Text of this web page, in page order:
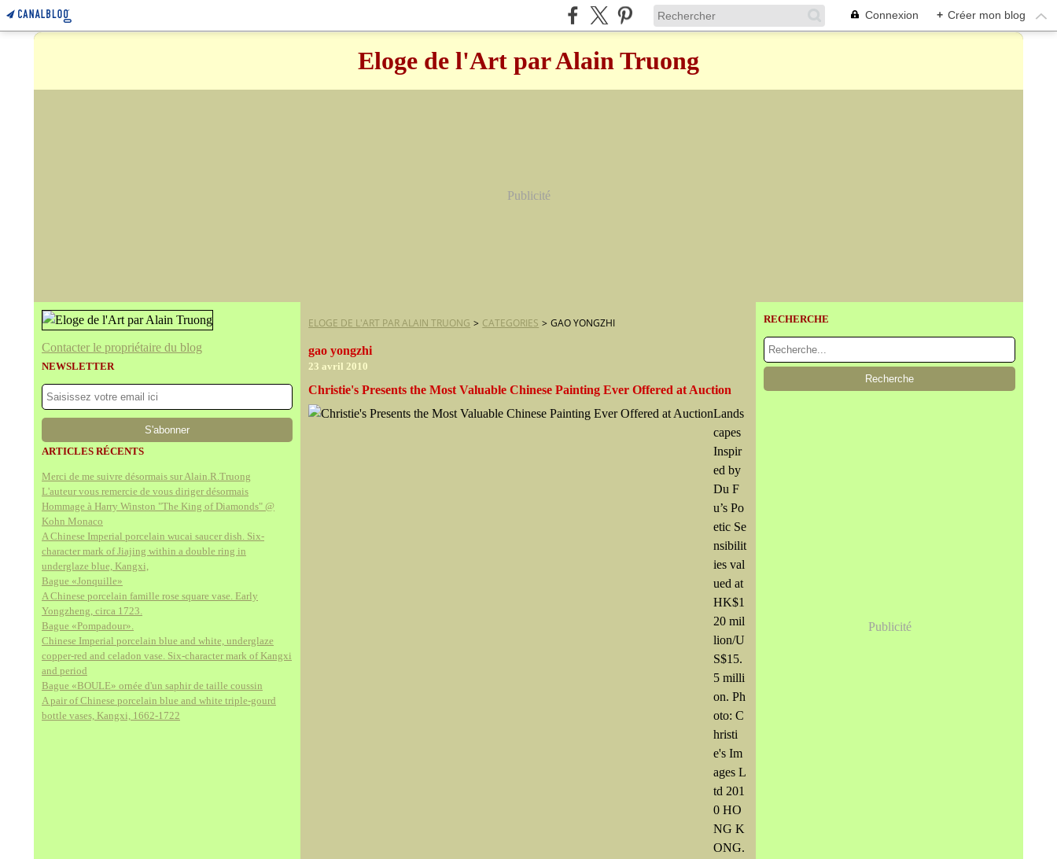
Connexion + Créer mon blog
Eloge de l'Art par Alain Truong
Publicité
Contacter le propriétaire du blog
NEWSLETTER
ARTICLES RÉCENTS
Merci de me suivre désormais sur Alain.R.Truong
L'auteur vous remercie de vous diriger désormais
Hommage à Harry Winston "The King of Diamonds" @
Kohn Monaco
A Chinese Imperial porcelain wucai saucer dish. Six-
character mark of Jiajing within a double ring in
underglaze blue, Kangxi,
Bague «Jonquille»
A Chinese porcelain famille rose square vase. Early
Yongzheng, circa 1723.
Bague «Pompadour».
Chinese Imperial porcelain blue and white, underglaze
copper-red and celadon vase. Six-character mark of Kangxi
and period
Bague «BOULE» ornée d'un saphir de taille coussin
A pair of Chinese porcelain blue and white triple-gourd
bottle vases, Kangxi, 1662-1722
ELOGE DE L'ART PAR ALAIN TRUONG > CATEGORIES > GAO YONGZHI
gao yongzhi
23 avril 2010
Christie's Presents the Most Valuable Chinese Painting Ever Offered at Auction
Lands
capes
Inspir
ed by
Du F
u’s Po
etic Se
nsibilit
ies val
ued at
HK$1
20 mil
lion/U
S$15.
5 milli
on. Ph
oto: C
hristi
e's Im
ages L
td 201
0 HO
NG K
ONG.
RECHERCHE
Publicité